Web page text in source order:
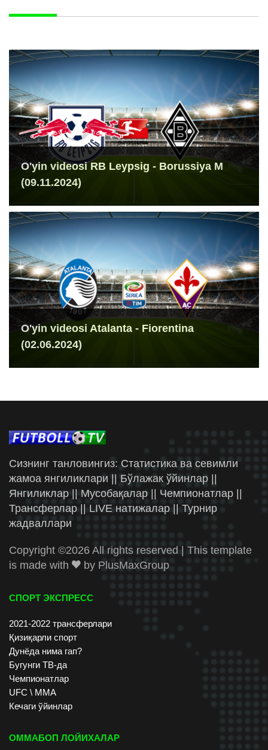
O'yin videosi RB Leypsig - Borussiya M
(09.11.2024)
O'yin videosi Atalanta - Fiorentina
(02.06.2024)
Сизнинг танловингиз: Статистика ва севимли
жамоа янгиликлари || Бўлажак ўйинлар ||
Янгиликлар || Мусобақалар || Чемпионатлар ||
Трансферлар || LIVE натижалар || Турнир
жадваллари
Copyright ©2026 All rights reserved | This template
is made with
by PlusMaxGroup
СПОРТ ЭКСПРЕСС
2021-2022 трансферлари
Қизиқарли спорт
Дунёда нима гап?
Бугунги ТВ-да
Чемпионатлар
UFC \ ММА
Кечаги ўйинлар
ОММАБОП ЛОЙИХАЛАР